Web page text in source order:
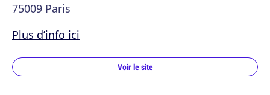
75009 Paris
Plus d’info ici
Voir le site